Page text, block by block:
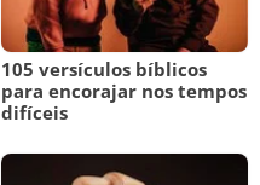
105 versículos bíblicos
para encorajar nos tempos
difíceis